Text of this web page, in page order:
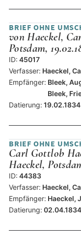
BRIEF OHNE
von Haeckel,
Potsdam,
ID: 45017
Verfasser: Haeckel,
Empfänger: Bleek,
Bleek,
Datierung: 19.02.1834
BRIEF OHNE
Carl Gottlob
Haeckel,
ID: 44383
Verfasser: Haeckel,
Empfänger: Haeckel,
Datierung: 02.04.1834